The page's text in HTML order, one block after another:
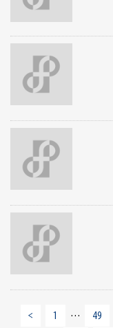
< 1 … 49